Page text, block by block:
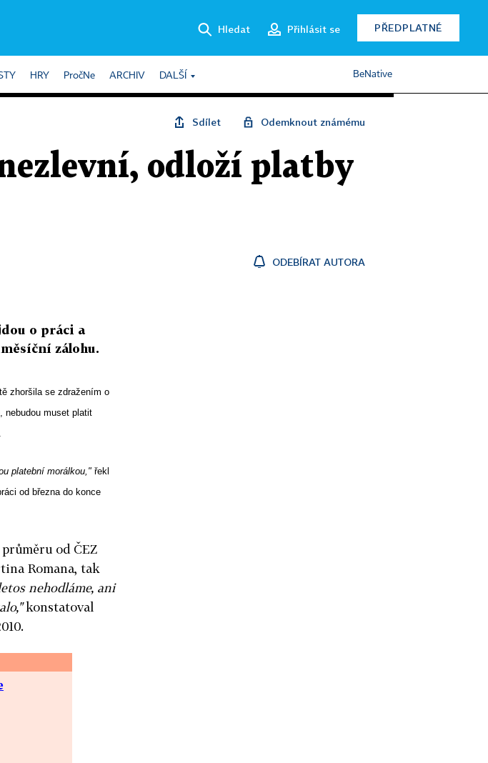
Hledat Přihlásit se PŘEDPLATNÉ
HRY PročNe ARCHIV DALŠÍ BeNative
Sdílet Odemknout známému
odloží platby
ODEBÍRAT AUTORA
o práci a
zálohu.
zhoršila se zdražením o
nebudou muset platit
platební morálkou," řekl
od března do konce
od ČEZ
Romana, tak
nehodláme, ani
konstatoval